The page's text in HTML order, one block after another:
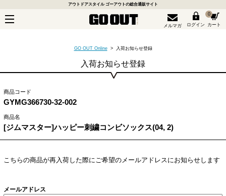
アウトドアスタイル ゴーアウトの総合通販サイト
メルマガ ログイン
0
カート
GO OUT Online> 入荷お知らせ登録
入荷お知らせ登録
商品コード
GYMG366730-32-002
商品名
[ジムマスター]ハッピー刺繍コンビソックス(04, 2)
こちらの商品が再入荷した際にご希望のメールアドレスにお知らせします
メールアドレス